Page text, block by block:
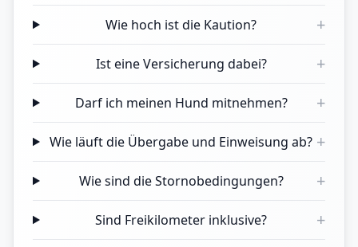
Wie hoch ist die Kaution? +
Ist eine Versicherung dabei? +
Darf ich meinen Hund mitnehmen? +
Wie läuft die Übergabe und Einweisung ab? +
Wie sind die Stornobedingungen? +
Sind Freikilometer inklusive? +